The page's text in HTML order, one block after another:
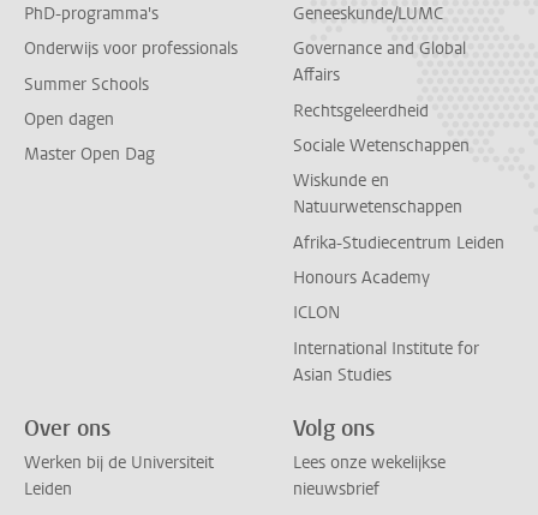
PhD-programma's
Onderwijs voor professionals
Summer Schools
Open dagen
Master Open Dag
Geneeskunde/LUMC
Governance and Global
Affairs
Rechtsgeleerdheid
Sociale Wetenschappen
Wiskunde en
Natuurwetenschappen
Afrika-Studiecentrum Leiden
Honours Academy
ICLON
International Institute for
Asian Studies
Over ons
Werken bij de Universiteit
Leiden
Volg ons
Lees onze wekelijkse
nieuwsbrief